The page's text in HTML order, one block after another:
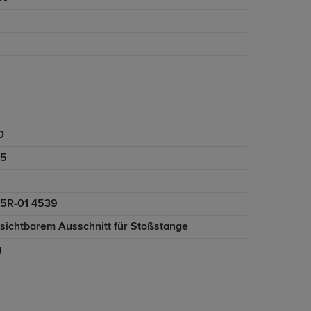
01 4539
Ausschnitt für Stoßstange